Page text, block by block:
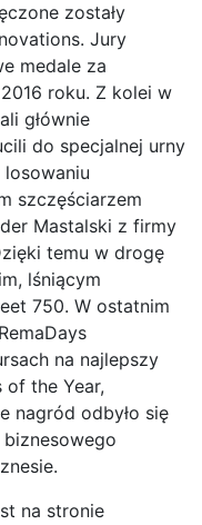
zostały
Jury
medale za
roku. Z kolei w
głównie
do specjalnej urny
szczęściarzem
Mastalski z firmy
temu w drogę
lśniącym
750. W ostatnim
na najlepszy
the Year,
nagród odbyło się
na stronie